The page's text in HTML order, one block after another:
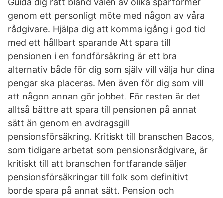
Guida dig rätt bland valen av olika sparformer
genom ett personligt möte med någon av våra
rådgivare. Hjälpa dig att komma igång i god tid
med ett hållbart sparande Att spara till
pensionen i en fondförsäkring är ett bra
alternativ både för dig som själv vill välja hur dina
pengar ska placeras. Men även för dig som vill
att någon annan gör jobbet. För resten är det
alltså bättre att spara till pensionen på annat
sätt än genom en avdragsgill
pensionsförsäkring. Kritiskt till branschen Bacos,
som tidigare arbetat som pensionsrådgivare, är
kritiskt till att branschen fortfarande säljer
pensionsförsäkringar till folk som definitivt
borde spara på annat sätt. Pension och